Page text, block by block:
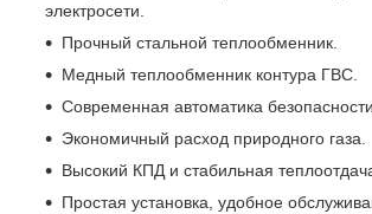
электросети.
Прочный стальной теплообменник.
Медный теплообменник контура ГВС.
Современная автоматика
Экономичный расход природного газа.
Высокий КПД и стабильная
Простая установка, удобное